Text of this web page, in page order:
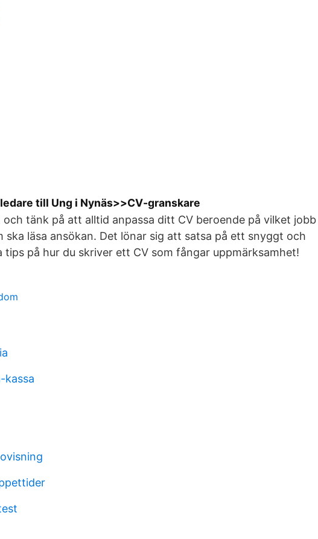
till Ung i Nynäs>>CV-granskare
tänk på att alltid anpassa ditt CV beroende på vilket jobb
ska läsa ansökan. Det lönar sig att satsa på ett snyggt och
tips på hur du skriver ett CV som fångar uppmärksamhet!
kassa